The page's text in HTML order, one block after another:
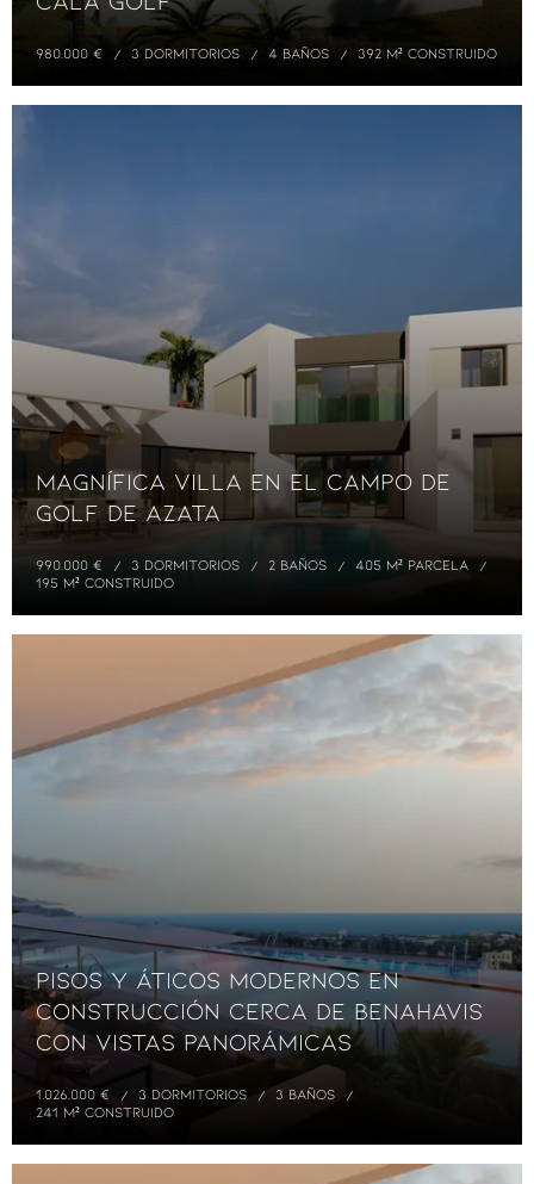
980.000 € 3 DORMITORIOS 4 BAÑOS 392 M² CONSTRUIDO
Magnífica Villa en el Campo de
Golf de Azata
990.000 € 3 DORMITORIOS 2 BAÑOS
405 M² PARCELA
195 M² CONSTRUIDO
Pisos y áticos modernos en
construcción cerca de Benahavis
con vistas panorámicas
1.026.000 € 3 DORMITORIOS
3 BAÑOS
241 M² CONSTRUIDO